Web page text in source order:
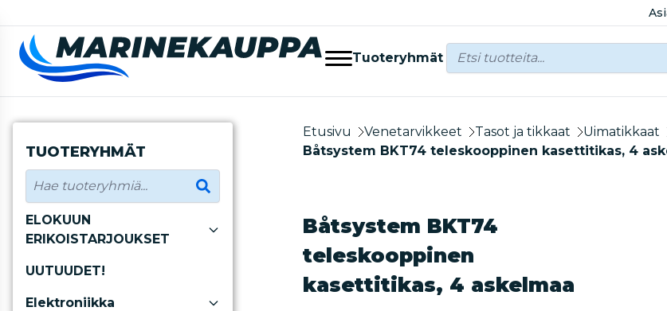
Tuoteryhmät
TUOTERYHMÄT
ELOKUUN
ERIKOISTARJOUKSET
UUTUUDET!
Elektroniikka
Etusivu Venetarvikkeet Tasot ja tikkaat
Uimatikkaat
Båtsystem BKT74 teleskooppinen kasettitikas, 4
Båtsystem BKT74
teleskooppinen
kasettitikas, 4 askelmaa